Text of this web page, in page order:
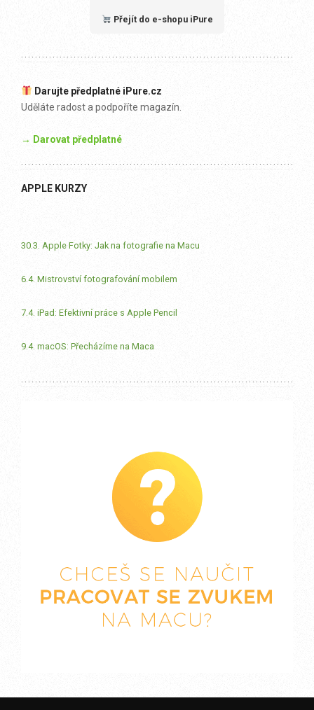
Přejít do e-shopu iPure
Darujte předplatné iPure.cz
Uděláte radost a podpoříte magazín.
→ Darovat předplatné
APPLE KURZY
30.3. Apple Fotky: Jak na fotografie na Macu
6.4. Mistrovství fotografování mobilem
7.4. iPad: Efektivní práce s Apple Pencil
9.4. macOS: Přecházíme na Maca